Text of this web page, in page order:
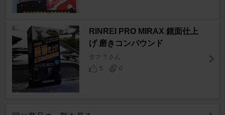
RINREI PRO MIRAX 鏡面仕上
げ 磨きコンパウンド
タマ Ｔさん
5
0